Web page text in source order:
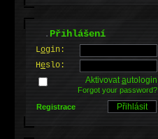
.Přihlášení
Login:
Heslo:
Aktivovatautologin
Forgot your password?
Registrace